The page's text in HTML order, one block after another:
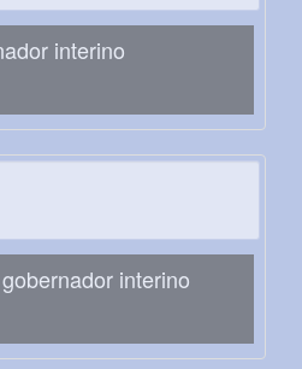
interino
interino